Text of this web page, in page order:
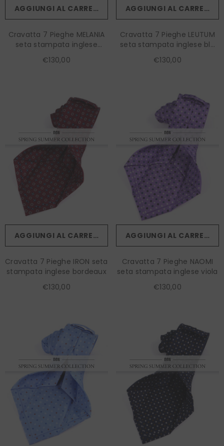
AGGIUNGI AL CARRELLO
Cravatta 7 Pieghe MELANIA
seta stampata inglese
verde
€130,00
AGGIUNGI AL CARRELLO
Cravatta 7 Pieghe LEUTUM
seta stampata inglese blu
scuro
€130,00
AGGIUNGI AL CARRELLO
Cravatta 7 Pieghe IRON seta
stampata inglese bordeaux
€130,00
AGGIUNGI AL CARRELLO
Cravatta 7 Pieghe NAOMI
seta stampata inglese viola
€130,00